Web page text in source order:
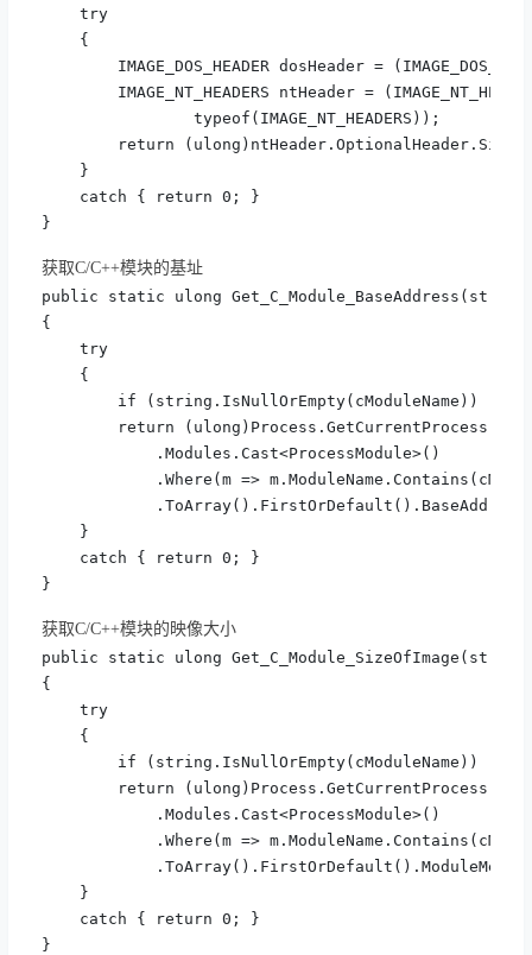
try
{
IMAGE_DOS_HEADER dosHeader =
IMAGE_NT_HEADERS ntHeader =
typeof(IMAGE_NT_HEADERS));
return
}
catch { return 0; }
}
获取C/C++模块的基址
public static ulong Get_C_Module_BaseAddress(string
{
try
{
if (string.IsNullOrEmpty(cModuleName))
return (ulong)Process.GetCurrentProcess()
.Modules.Cast<ProcessModule>()
.Where(m =>
}
catch { return 0; }
}
获取C/C++模块的映像大小
public static ulong Get_C_Module_SizeOfImage(string
{
try
{
if (string.IsNullOrEmpty(cModuleName))
return (ulong)Process.GetCurrentProcess()
.Modules.Cast<ProcessModule>()
.Where(m =>
}
catch { return 0; }
}